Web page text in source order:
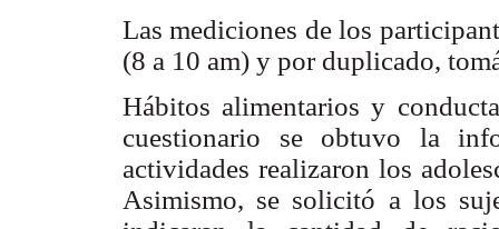
Las mediciones de los
(8 a 10 am) y por duplicado,
Hábitos alimentarios y
cuestionario se obtuvo la
actividades realizaron los
Asimismo, se solicitó a los